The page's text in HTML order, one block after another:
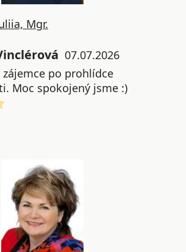
Mgr.
07.07.2026
po prohlídce
Moc spokojený jsme :)